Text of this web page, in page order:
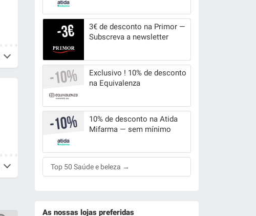
3€ de desconto na Primor —
Subscreva a newsletter
Exclusivo ! 10% de desconto
na Equivalenza
10% de desconto na Atida
Mifarma — sem mínimo
Top 50 Saúde e beleza →
As nossas lojas preferidas